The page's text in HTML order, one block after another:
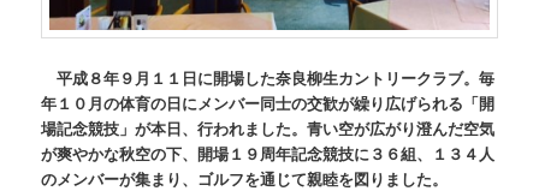
平成８年９月１１日に開場した奈良柳生カントリークラブ。毎
年１０月の体育の日にメンバー同士の交歓が繰り広げられる「開
場記念競技」が本日、行われました。青い空が広がり澄んだ空気
が爽やかな秋空の下、開場１９周年記念競技に３６組、１３４人
のメンバーが集まり、ゴルフを通じて親睦を図りました。